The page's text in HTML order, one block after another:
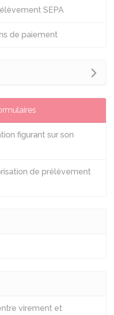
SEPA
de paiement
figurant sur son
de prélèvement
virement et